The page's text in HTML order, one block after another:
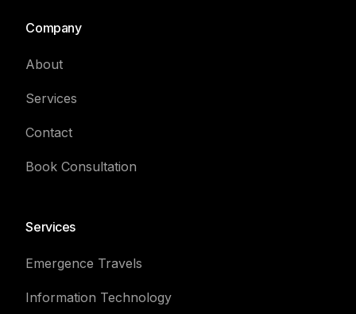
Company
About
Services
Contact
Book Consultation
Services
Emergence Travels
Information Technology